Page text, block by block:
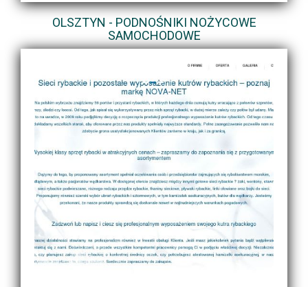
OLSZTYN - PODNOŚNIKI NOŻYCOWE
SAMOCHODOWE